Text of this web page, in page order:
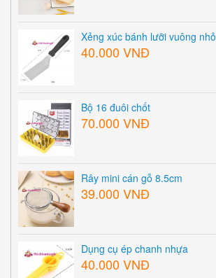
Xẻng xúc bánh lưỡi vuông nhỏ
40.000 VNĐ
Bộ 16 đuôi chốt
70.000 VNĐ
Rây mini cán gỗ 8.5cm
39.000 VNĐ
Dụng cụ ép chanh nhựa
40.000 VNĐ